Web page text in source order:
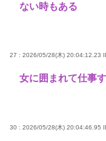
ない時もある
27 : 2026/05/28(木) 20:04:12.23
女に囲まれて仕事
30 : 2026/05/28(木) 20:04:46.95